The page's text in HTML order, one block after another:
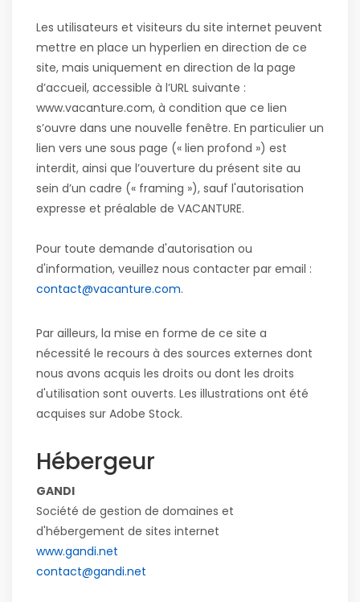
Les utilisateurs et visiteurs du site internet peuvent
mettre en place un hyperlien en direction de ce
site, mais uniquement en direction de la page
d’accueil, accessible à l’URL suivante :
www.vacanture.com, à condition que ce lien
s’ouvre dans une nouvelle fenêtre. En particulier un
lien vers une sous page (« lien profond ») est
interdit, ainsi que l’ouverture du présent site au
sein d’un cadre (« framing »), sauf l'autorisation
expresse et préalable de VACANTURE.
Pour toute demande d'autorisation ou
d'information, veuillez nous contacter par email :
contact@vacanture.com.
Par ailleurs, la mise en forme de ce site a
nécessité le recours à des sources externes dont
nous avons acquis les droits ou dont les droits
d'utilisation sont ouverts. Les illustrations ont été
acquises sur Adobe Stock.
Hébergeur
GANDI
Société de gestion de domaines et
d'hébergement de sites internet
www.gandi.net
contact@gandi.net